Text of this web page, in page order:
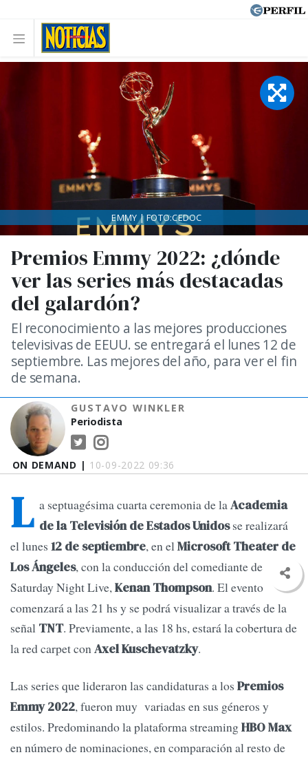
ON DEMAND | 10-09-2022 09:36
Premios Emmy 2022: ¿dónde
ver las series más destacadas
del galardón?
El reconocimiento a las mejores producciones
televisivas de EEUU. se entregará el lunes 12 de
septiembre. Las mejores del año, para ver el fin
de semana.
GUSTAVO WINKLER
Periodista
EMMY | FOTO:CEDOC
L a septuagésima cuarta ceremonia de laAcademia
de la Televisión de Estados Unidosse realizará
el lunes 12 de septiembre, en elMicrosoft Theater de
Los Ángeles, con la conducción del comediante de
Saturday Night Live,Kenan Thompson. El evento
comenzará a las 21 hs y se podrá visualizar a través de la
señal TNT. Previamente, a las 18 hs, estará la cobertura de
la red carpet conAxel Kuschevatzky.
Las series que lideraron las candidaturas a los Premios
Emmy 2022, fueron muy variadas en sus géneros y
estilos. Predominando la plataforma streamingHBO Max
en número de nominaciones, en comparación al resto de